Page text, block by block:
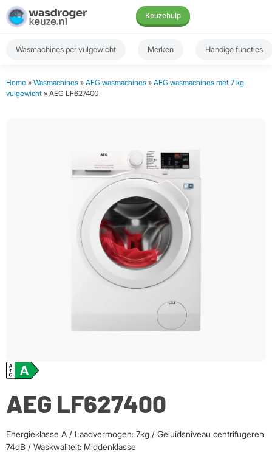
Keuzehulp
Wasmachines per vulgewicht Merken Handige functies
Home » Wasmachines » AEG wasmachines » AEG wasmachines met 7 kg
vulgewicht » AEG LF627400
AEG LF627400
Energieklasse A / Laadvermogen: 7kg / Geluidsniveau centrifugeren
74dB / Waskwaliteit: Middenklasse